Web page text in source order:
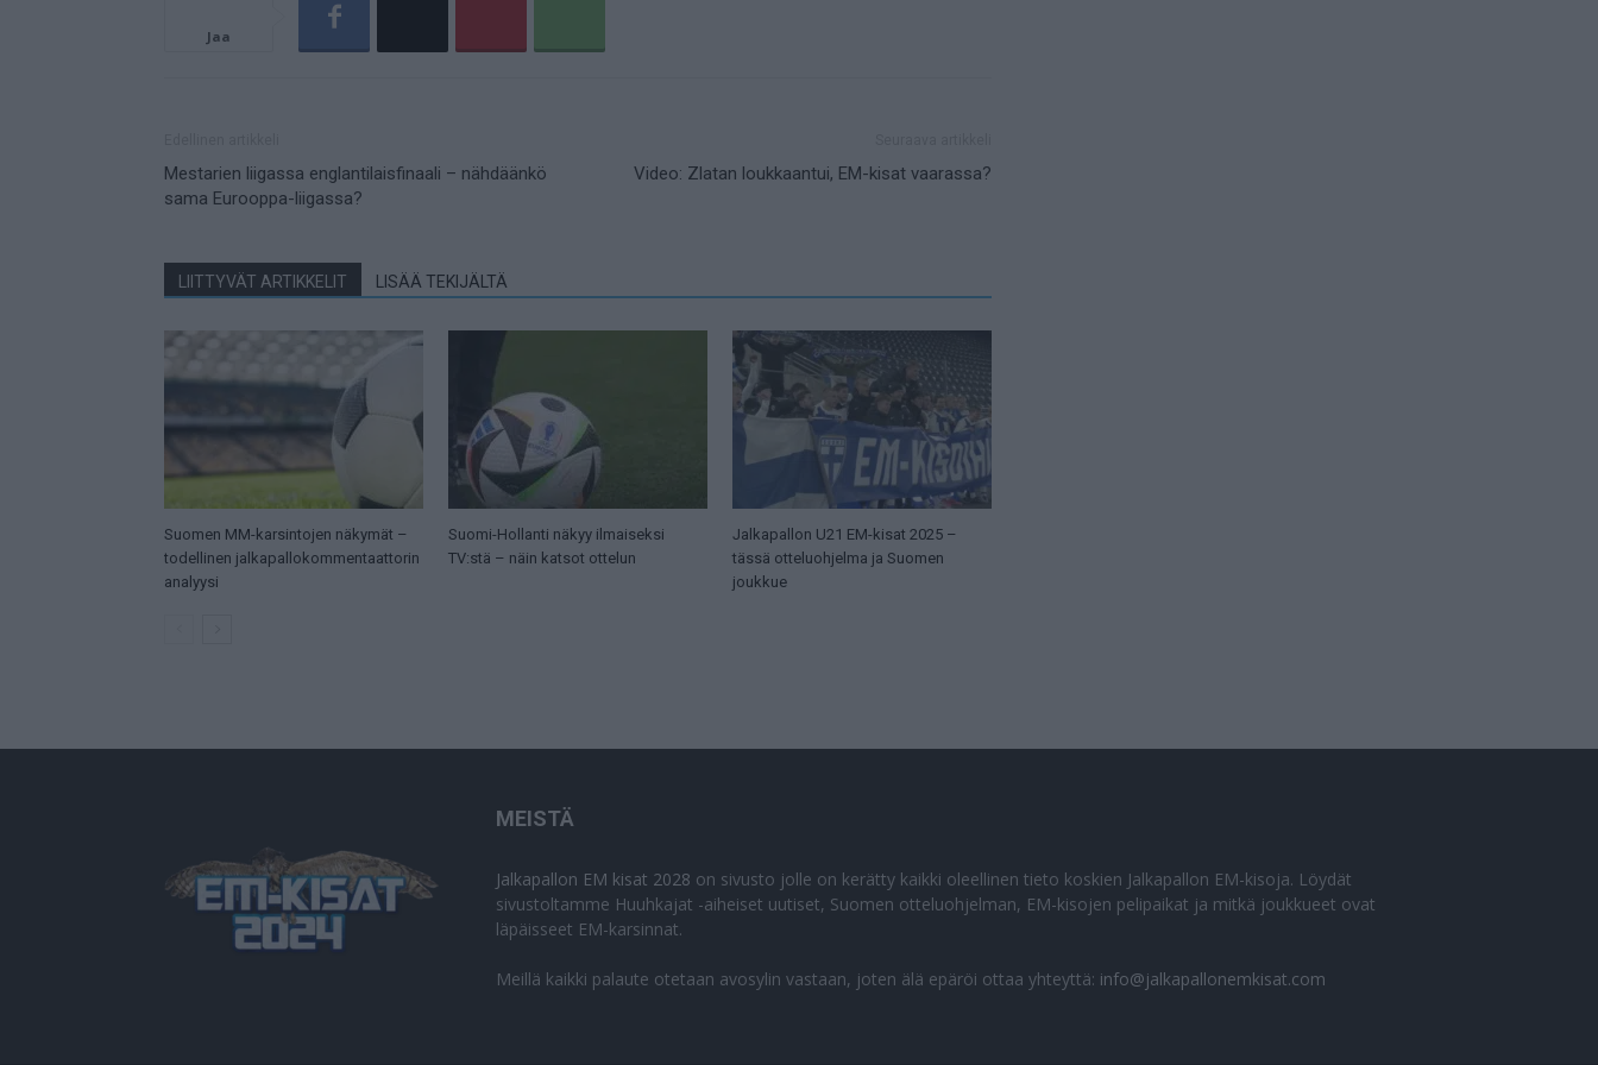
Jaa
Mestarien liigassa englantilaisfinaali – nähdäänkö
sama Eurooppa-liigassa?
Video: Zlatan loukkaantui, EM-kisat vaarassa?
LIITTYVÄT ARTIKKELIT LISÄÄ TEKIJÄLTÄ
Suomen MM-karsintojen näkymät –
todellinen jalkapallokommentaattorin
analyysi
Suomi-Hollanti näkyy ilmaiseksi
TV:stä – näin katsot ottelun
Jalkapallon U21 EM-kisat 2025 –
tässä otteluohjelma ja Suomen
joukkue
MEISTÄ
Jalkapallon EM kisat 2028 on sivusto jolle on kerätty kaikki oleellinen tieto koskien Jalkapallon EM-kisoja. Löydät
sivustoltamme Huuhkajat -aiheiset uutiset, Suomen otteluohjelman, EM-kisojen pelipaikat ja mitkä joukkueet ovat
läpäisseet EM-karsinnat.
Meillä kaikki palaute otetaan avosylin vastaan, joten älä epäröi ottaa yhteyttä: info@jalkapallonemkisat.com